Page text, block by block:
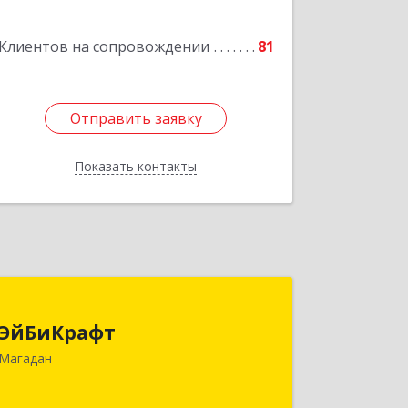
Клиентов на сопровождении 81
Отправить заявку
Показать контакты
Подробнее
Отправить заявку
Назад
Магадан
685000, Магаданская обл, Магадан г,